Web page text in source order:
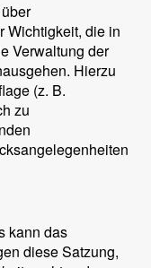
Wichtigkeit, die in
Verwaltung der
Hierzu
(z. B.
zu
kann das
diese Satzung,